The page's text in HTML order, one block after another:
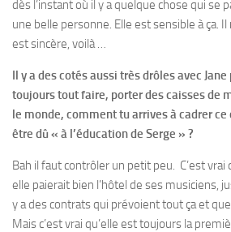
dès l’instant où il y a quelque chose qui se
une belle personne. Elle est sensible à ça. Il
est sincère, voilà …
Il y a des cotés aussi très drôles avec
toujours tout faire, porter des caisses de
le monde, comment tu arrives à cadrer
être dû « à l’éducation de Serge » ?
Bah il faut contrôler un petit peu. C’est vrai
elle paierait bien l’hôtel de ses musiciens,
y a des contrats qui prévoient tout ça et que
Mais c’est vrai qu’elle est toujours la